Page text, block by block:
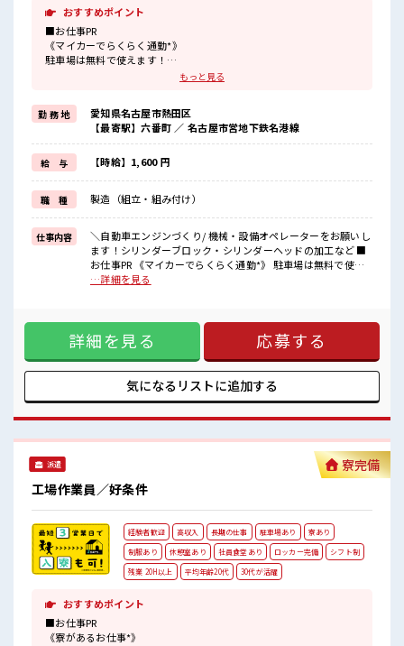
おすすめポイント
■お仕事PR
《マイカーでらくらく通勤*》
駐車場は無料で使えます！
車・バイク・自転車・電車通勤OK！
《経験をいかして働こう*》
ブランクのある方も大歓迎！
ここでさらにスキルUPしちゃいましょう★
《制服無料*》
制服は無料で貸与されます！
仕事用の服を自分で用意する手間も無し！
毎日使うものだからこそ、
無料で利用できるのは嬉しいポイントですね！
■職場の雰囲気
20代・30代の方カツヤク中★
休憩室・ロッカー完備！
休憩時間にしっかりリフレッシュできます◎
お昼ご飯に困らないですね♪
もっと見る
勤 務 地
愛知県名古屋市熱田区
【最寄駅】六番町 ／ 名古屋市営地下鉄名港線
給 与 【時給】1,600 円
職 種 製造（組立・組み付け）
仕事内容
＼自動車エンジンづくり/ 機械・設備オペレーターをお願いし
ます！シリンダーブロック・シリンダーヘッドの加工など ■
お仕事PR 《マイカーでらくらく通勤*》 駐車場は無料で使え
ます！ 車・バイク・自転車・電車通勤OK！ ご自身のライフ
UPしちゃいましょう★ 《制服無料*》 制服は無料で貸与され
ます！ 仕事用の服を自分で用意する手間も無し！ 毎日使うも
のだからこそ、 無料で利用できるのは嬉しいポイントです
ね！ ■職場の雰囲気 20代・30代の方カツヤク中★ 休憩室・
ロッカー完備！ 休憩時間にしっかりリフレッシュできます◎
さらに食堂もあります！ コンビニは職場の目の前にあるので
…詳細を見る
詳細を見る 応募する
気になるリストに追加する
派遣
工場作業員／好条件
寮完備
経験者歓迎 高収入 長期の仕事 駐車場あり
寮あり
制服あり
休憩室あり 社員食堂あり ロッカー完備
シフト制
残業 20H以上
平均年齢20代 30代が活躍
おすすめポイント
■お仕事PR
《寮があるお仕事*》